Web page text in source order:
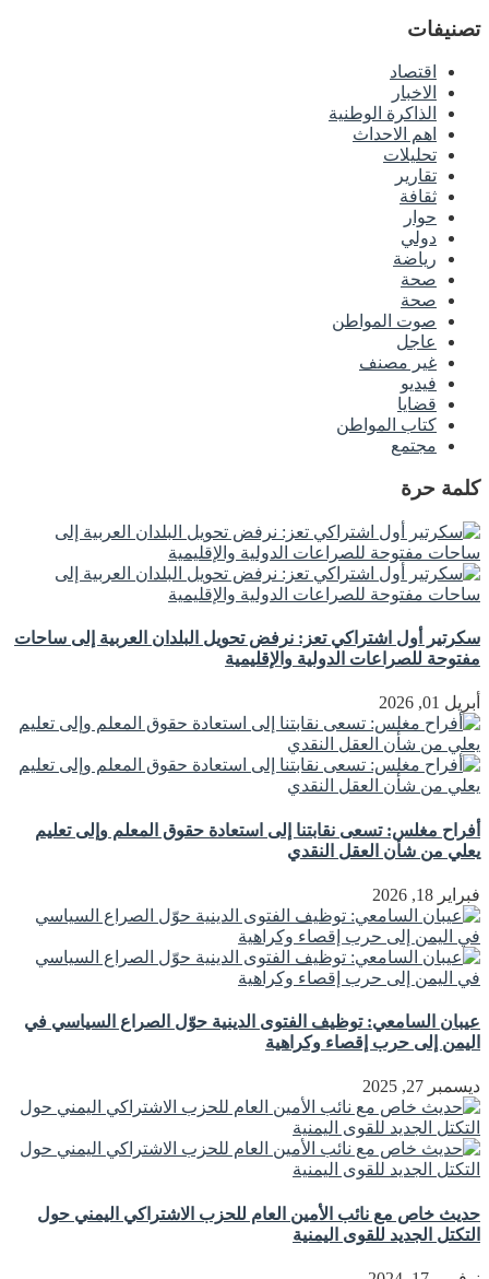
تصنيفات
اقتصاد
الاخبار
الذاكرة الوطنية
اهم الاحداث
تحليلات
تقارير
ثقافة
حوار
دولي
رياضة
صحة
صحة
صوت المواطن
عاجل
غير مصنف
فيديو
قضايا
كتاب المواطن
مجتمع
كلمة حرة
سكرتير أول اشتراكي تعز: نرفض تحويل البلدان العربية إلى ساحات
مفتوحة للصراعات الدولية والإقليمية
أبريل 01, 2026
أفراح مغلس: تسعى نقابتنا إلى استعادة حقوق المعلم وإلى تعليم
يعلي من شأن العقل النقدي
فبراير 18, 2026
عيبان السامعي: توظيف الفتوى الدينية حوّل الصراع السياسي في
اليمن إلى حرب إقصاء وكراهية
ديسمبر 27, 2025
حديث خاص مع نائب الأمين العام للحزب الاشتراكي اليمني حول
التكتل الجديد للقوى اليمنية